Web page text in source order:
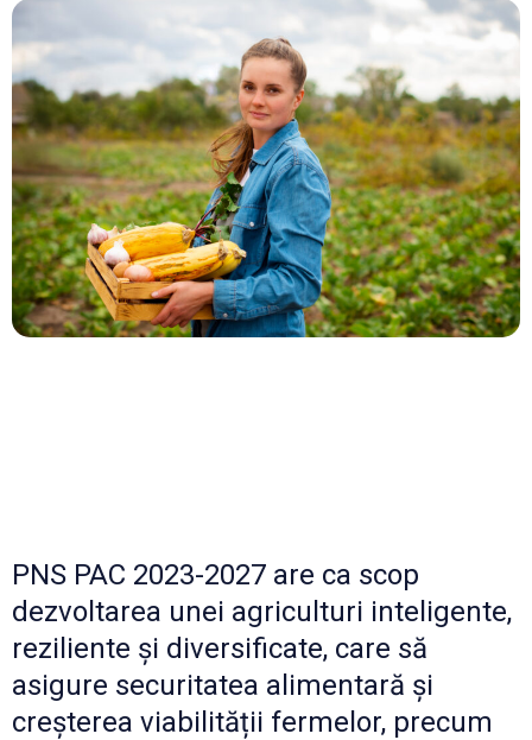
PNS PAC 2023-2027 are ca scop
dezvoltarea unei agriculturi inteligente,
reziliente și diversificate, care să
asigure securitatea alimentară și
creșterea viabilității fermelor, precum